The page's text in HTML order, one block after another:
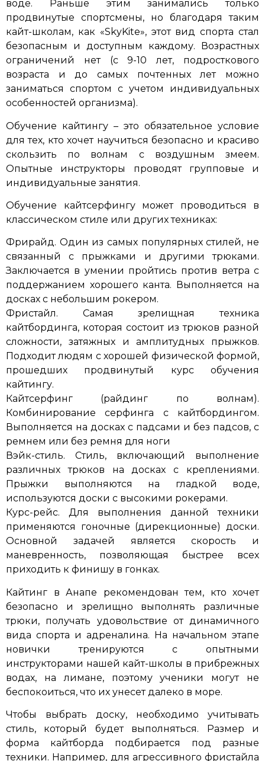
воде. Раньше этим занимались только
продвинутые спортсмены, но благодаря таким
кайт-школам, как «SkyKite», этот вид спорта стал
безопасным и доступным каждому. Возрастных
ограничений нет (с 9-10 лет, подросткового
возраста и до самых почтенных лет можно
заниматься спортом с учетом индивидуальных
особенностей организма).
Обучение кайтингу – это обязательное условие
для тех, кто хочет научиться безопасно и красиво
скользить по волнам с воздушным змеем.
Опытные инструкторы проводят групповые и
индивидуальные занятия.
Обучение кайтсерфингу может проводиться в
классическом стиле или других техниках:
Фрирайд. Один из самых популярных стилей, не
связанный с прыжками и другими трюками.
Заключается в умении пройтись против ветра с
поддержанием хорошего канта. Выполняется на
досках с небольшим рокером.
Фристайл. Самая зрелищная техника
кайтбординга, которая состоит из трюков разной
сложности, затяжных и амплитудных прыжков.
Подходит людям с хорошей физической формой,
прошедших продвинутый курс обучения
кайтингу.
Кайтсерфинг (райдинг по волнам).
Комбинирование серфинга с кайтбордингом.
Выполняется на досках с падсами и без падсов, с
ремнем или без ремня для ноги
Вэйк-стиль. Стиль, включающий выполнение
различных трюков на досках с креплениями.
Прыжки выполняются на гладкой воде,
используются доски с высокими рокерами.
Курс-рейс. Для выполнения данной техники
применяются гоночные (дирекционные) доски.
Основной задачей является скорость и
маневренность, позволяющая быстрее всех
приходить к финишу в гонках.
Кайтинг в Анапе рекомендован тем, кто хочет
безопасно и зрелищно выполнять различные
трюки, получать удовольствие от динамичного
вида спорта и адреналина. На начальном этапе
новички тренируются с опытными
инструкторами нашей кайт-школы в прибрежных
водах, на лимане, поэтому ученики могут не
беспокоиться, что их унесет далеко в море.
Чтобы выбрать доску, необходимо учитывать
стиль, который будет выполняться. Размер и
форма кайтборда подбирается под разные
техники. Например, для агрессивного фристайла